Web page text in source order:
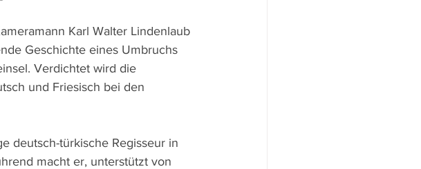
Karl Walter Lindenlaub
Geschichte eines Umbruchs
Verdichtet wird die
und Friesisch bei den
deutsch-türkische Regisseur in
macht er, unterstützt von